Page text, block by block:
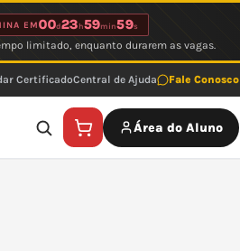
EM00d23 h59min59s
limitado, enquanto durarem as vagas.
CertificadoCentral de Ajuda Fale Conosco
Área do Aluno